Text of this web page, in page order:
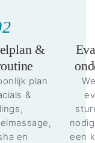
&
plan
&
en
een